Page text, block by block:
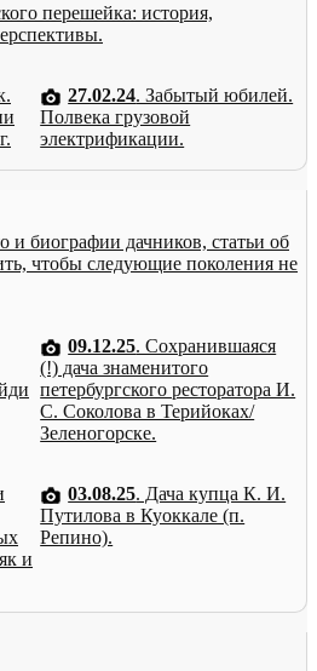
перешейка: история,
27.02.24. Забытый юбилей.
Полвека грузовой
электрификации.
и биографии дачников, статьи об
чтобы следующие поколения не
09.12.25. Сохранившаяся
(!) дача знаменитого
петербургского ресторатора И.
С. Соколова в Терийоках/
Зеленогорске.
и
03.08.25. Дача купца К. И.
Путилова в Куоккале (п.
Репино).